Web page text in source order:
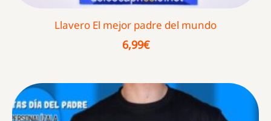
Llavero El mejor padre del mundo
6,99€